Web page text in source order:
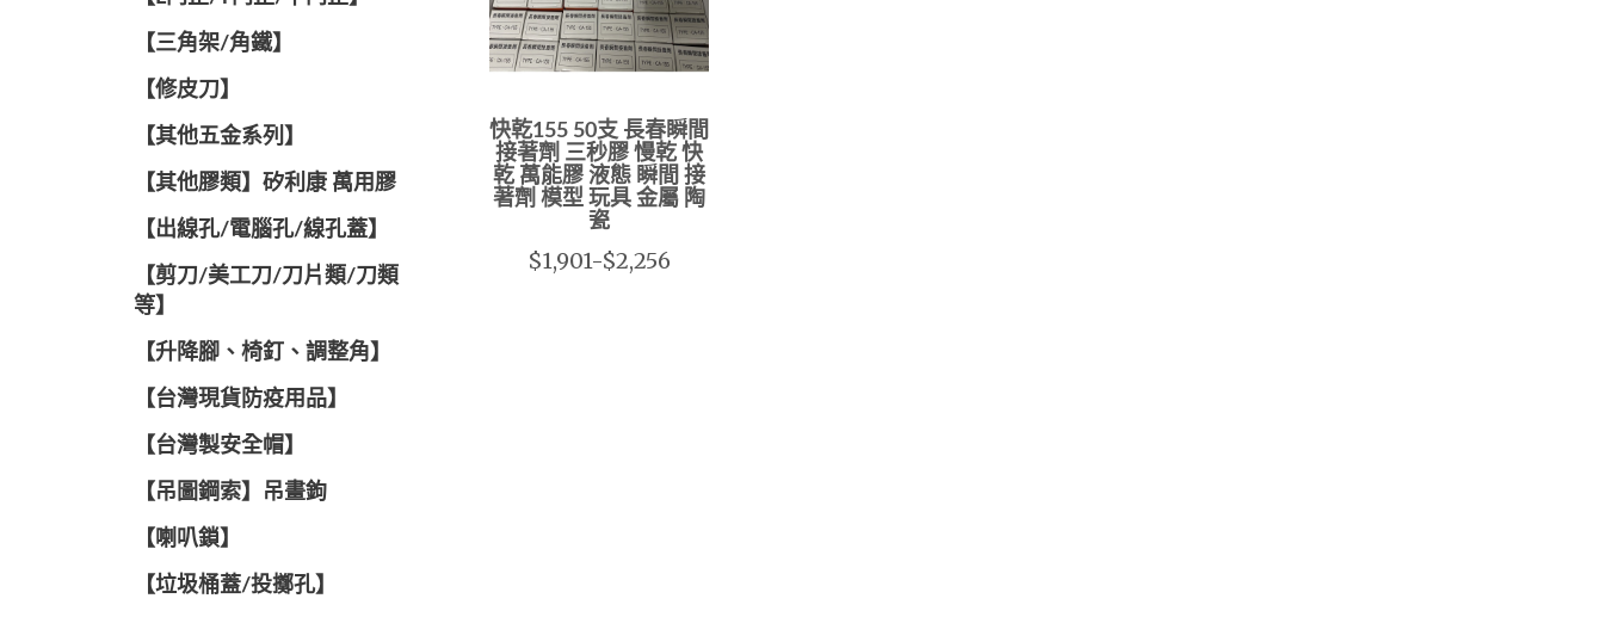
【三角架/角鐵】
【修皮刀】
【其他五金系列】
【其他膠類】矽利康 萬用膠
【出線孔/電腦孔/線孔蓋】
【剪刀/美工刀/刀片類/刀類
等】
【升降腳、椅釘、調整角】
【台灣現貨防疫用品】
【台灣製安全帽】
【吊圖鋼索】吊畫鉤
【喇叭鎖】
【垃圾桶蓋/投擲孔】
快乾155 50支 長春瞬間
接著劑 三秒膠 慢乾 快
乾 萬能膠 液態 瞬間 接
著劑 模型 玩具 金屬 陶
瓷
$1,901-$2,256